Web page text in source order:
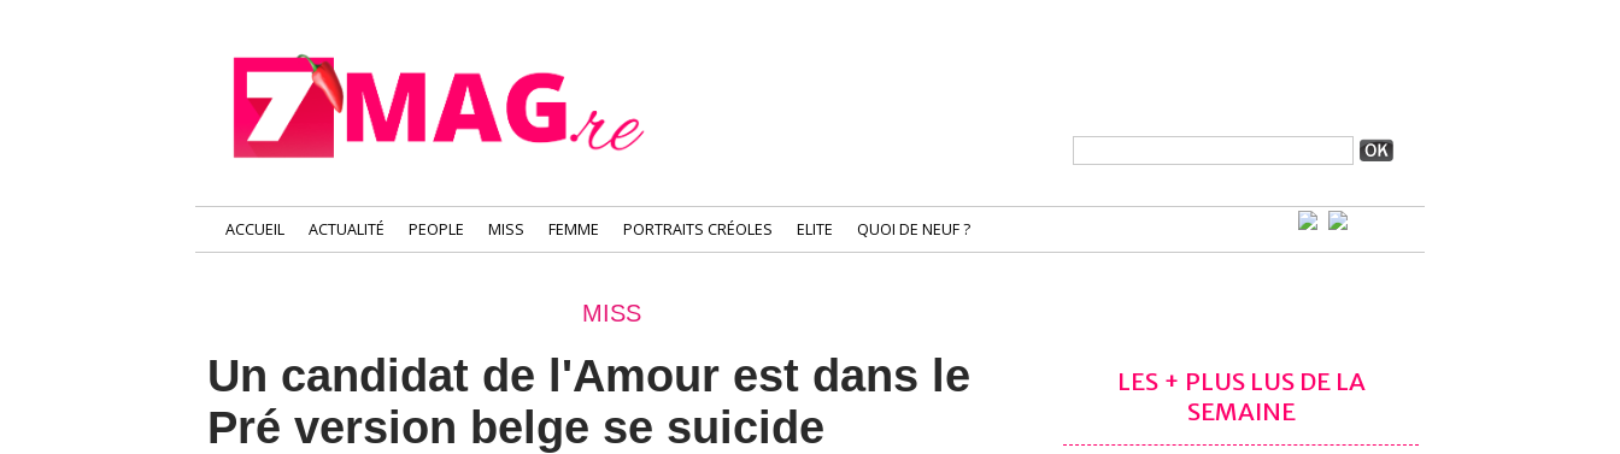
ACCUEIL ACTUALITÉ PEOPLE MISS FEMME PORTRAITS CRÉOLES ELITE QUOI DE NEUF ?
MISS
Un candidat de l'Amour est dans le
Pré version belge se suicide
LES + PLUS LUS DE LA
SEMAINE